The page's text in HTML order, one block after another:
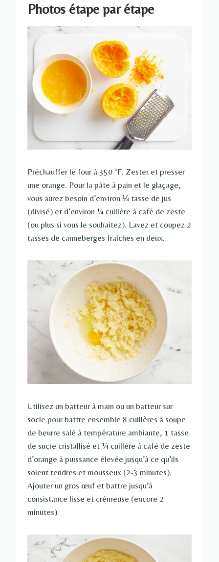
Photos étape par étape
Préchauffer le four à 350 ºF. Zester et presser
une orange. Pour la pâte à pain et le glaçage,
vous aurez besoin d’environ ⅓ tasse de jus
(divisé) et d’environ ¼ cuillère à café de zeste
(ou plus si vous le souhaitez). Lavez et coupez 2
tasses de canneberges fraîches en deux.
Utilisez un batteur à main ou un batteur sur
socle pour battre ensemble 8 cuillères à soupe
de beurre salé à température ambiante, 1 tasse
de sucre cristallisé et ¼ cuillère à café de zeste
d’orange à puissance élevée jusqu’à ce qu’ils
soient tendres et mousseux (2-3 minutes).
Ajouter un gros œuf et battre jusqu’à
consistance lisse et crémeuse (encore 2
minutes).